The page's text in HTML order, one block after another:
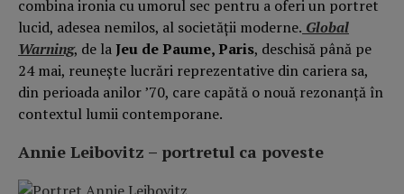
combina ironia cu umorul sec pentru a oferi un portret
lucid, adesea nemilos, al societății moderne. Global
Warning, de laJeu de Paume, Paris, deschisă până pe
24 mai, reunește lucrări reprezentative din cariera sa,
din perioada anilor ’70, care capătă o nouă rezonanță în
contextul lumii contemporane.
Annie Leibovitz – portretul ca poveste